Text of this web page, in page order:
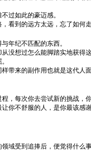
过如此的豪迈感。
看到的远方太远，忘了如何
年纪不匹配的东西。
没想过怎么能脚踏实地获得
带来的副作用也就是这代人
，每次你去尝试新的挑战，
你不舒服的人，是你最该感
域受到追捧后，便觉得什么